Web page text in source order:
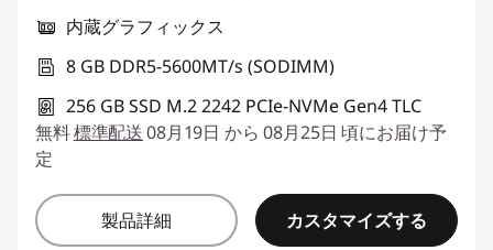
内蔵グラフィックス
8 GB DDR5-5600MT/s (SODIMM)
256 GB SSD M.2 2242 PCIe-NVMe Gen4 TLC
無料標準配送08月19日 から 08月25日 頃にお届け予
定
製品詳細 カスタマイズする